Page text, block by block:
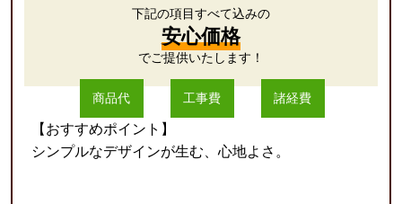
下記の項目すべて込みの
安心価格
でご提供いたします！
商品代 工事費 諸経費
【おすすめポイント】
シンプルなデザインが生む、心地よさ。